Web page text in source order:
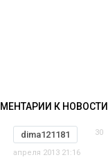
К НОВОСТИ
dima121181 30
апреля 2013 21:16